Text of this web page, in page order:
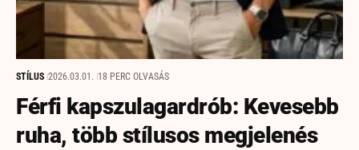
STÍLUS 2026.03.01. 18 PERC OLVASÁS
Férfi kapszulagardrób: Kevesebb
ruha, több stílusos megjelenés